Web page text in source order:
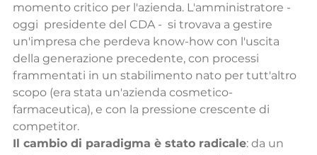
momento critico per l'azienda. L'amministratore -
oggi  presidente del CDA -  si trovava a gestire
un'impresa che perdeva know-how con l'uscita
della generazione precedente, con processi
frammentati in un stabilimento nato per tutt'altro
scopo (era stata un'azienda cosmetico-
farmaceutica), e con la pressione crescente di
competitor.
Il cambio di paradigma è stato radicale: da un